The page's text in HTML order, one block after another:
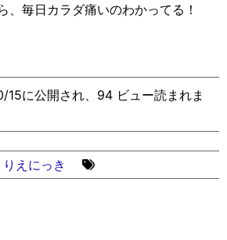
、毎日カラダ痛いのわかってる！
15に公開され、94 ビュー読まれま
りえにっき